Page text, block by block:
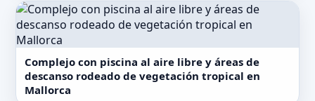
Complejo con piscina al aire libre y áreas de
descanso rodeado de vegetación tropical en
Mallorca